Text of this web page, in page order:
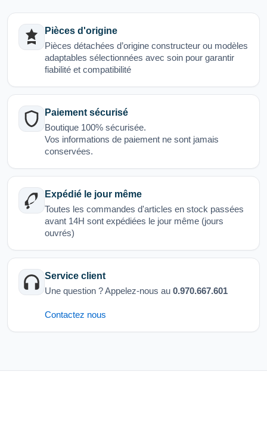
Pièces d'origine
Pièces détachées d’origine constructeur ou modèles
adaptables sélectionnées avec soin pour garantir
fiabilité et compatibilité
Paiement sécurisé
Boutique 100% sécurisée.
Vos informations de paiement ne sont jamais
conservées.
Expédié le jour même
Toutes les commandes d'articles en stock passées
avant 14H sont expédiées le jour même (jours
ouvrés)
Service client
Une question ? Appelez-nous au 0.970.667.601
Contactez nous